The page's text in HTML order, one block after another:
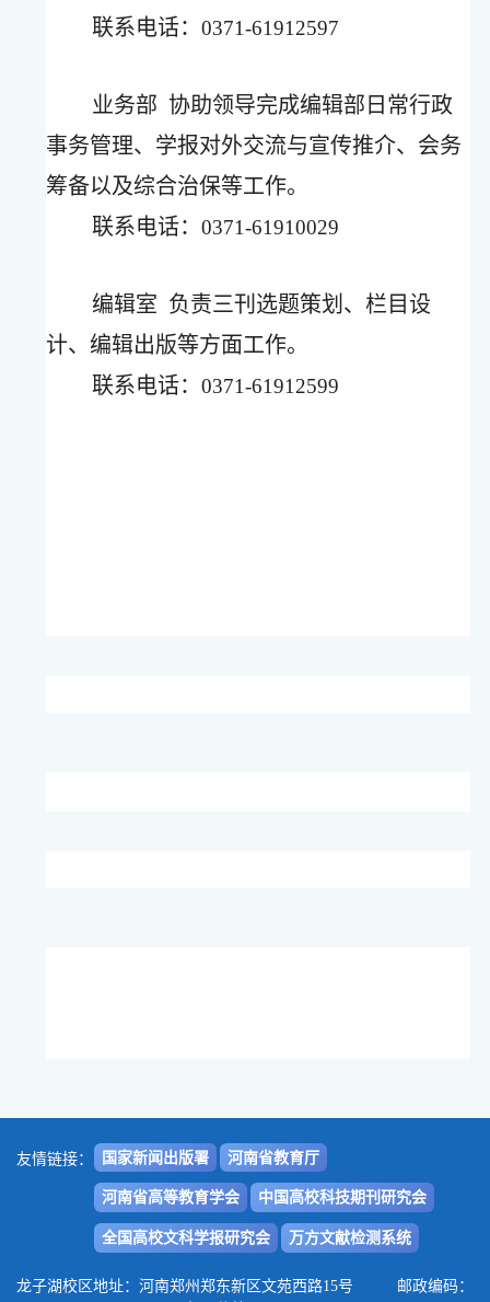
联系电话： 0371-61912597
业务部 协助领导完成编辑部日常行政
事务管理、学报对外交流与宣传推介、会务
筹备以及综合治保等工作。
联系电话： 0371-61910029
编辑室 负责三刊选题策划、栏目设
计、编辑出版等方面工作。
联系电话： 0371-61912599
友情链接： 国家新闻出版署 河南省教育厅
河南省高等教育学会 中国高校科技期刊研究会
全国高校文科学报研究会 万方文献检测系统
龙子湖校区地址：河南郑州郑东新区文苑西路15号 邮政编码：